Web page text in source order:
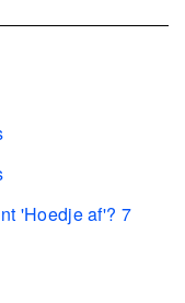
'Hoedje af'? 7